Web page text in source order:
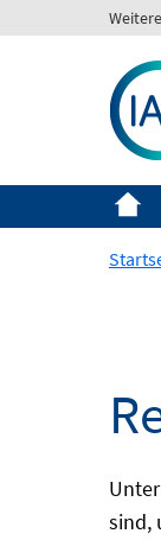
zum
sind,